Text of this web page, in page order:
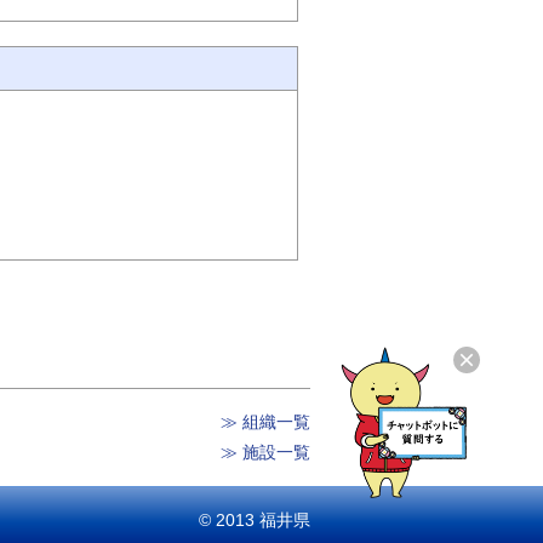
≫ 組織一覧
≫ 施設一覧
© 2013 福井県